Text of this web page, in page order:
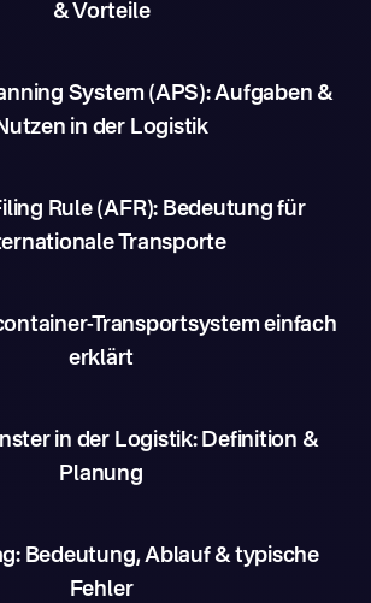
& Vorteile
System (APS): Aufgaben &
in der Logistik
Rule (AFR): Bedeutung für
Transporte
Transportsystem einfach
erklärt
in der Logistik: Definition &
Planung
Bedeutung, Ablauf & typische
Fehler